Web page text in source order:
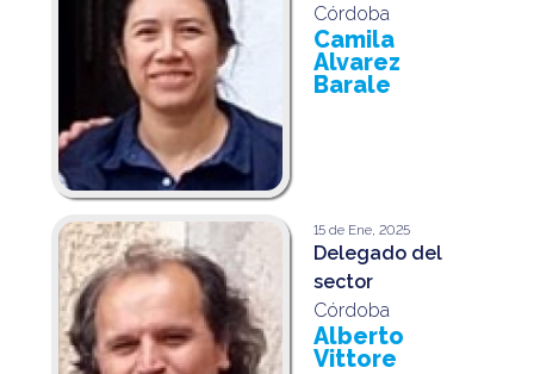
Córdoba
Camila
Alvarez
Barale
15 de Ene, 2025
Delegado del
sector
Córdoba
Alberto
Vittore